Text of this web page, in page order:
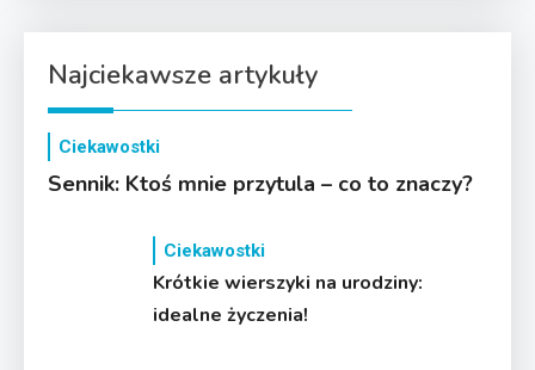
Najciekawsze artykuły
Ciekawostki
Sennik: Ktoś mnie przytula – co to znaczy?
Ciekawostki
Krótkie wierszyki na urodziny:
idealne życzenia!